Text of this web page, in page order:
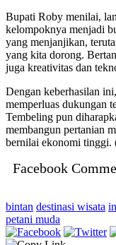
Bupati Roby menilai,
kelompoknya menjadi
yang menjanjikan,
yang kita dorong.
juga kreativitas dan
Dengan keberhasilan
memperluas dukungan
Tembeling pun
membangun pertanian
bernilai ekonomi tinggi.
Facebook
bintan destinasi wisata
petani muda